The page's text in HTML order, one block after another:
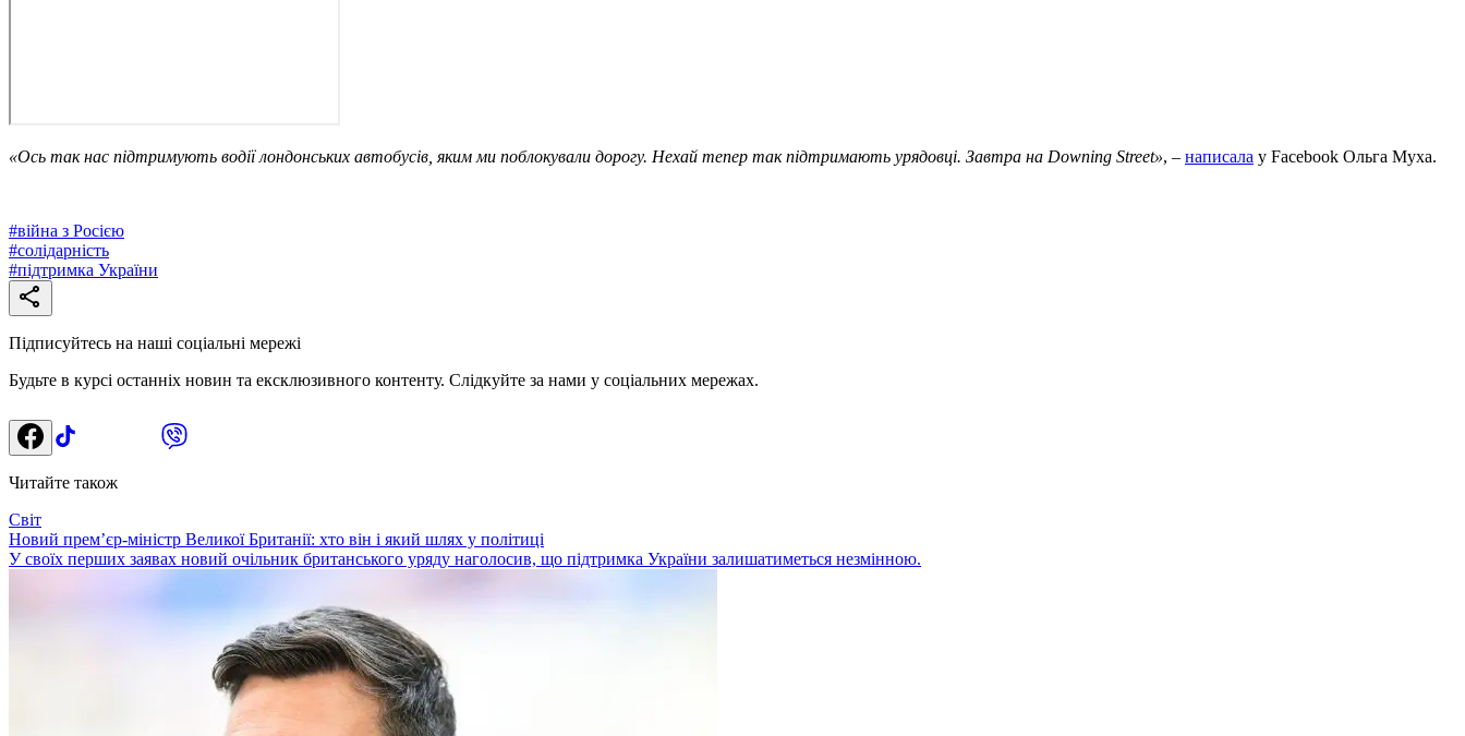
«Ось так нас підтримують водії лондонських автобусів, яким ми поблокували дорогу. Нехай тепер так підтримають урядовці. Завтра на Downing Street», – написала у Facebook Ольга Муха.
#війна з Росією
#солідарність
#підтримка України
Підписуйтесь на наші соціальні мережі
Будьте в курсі останніх новин та ексклюзивного контенту. Слідкуйте за нами у соціальних мережах.
Читайте також
Світ
Новий прем’єр-міністр Великої Британії: хто він і який шлях у політиці
У своїх перших заявах новий очільник британського уряду наголосив, що підтримка України залишатиметься незмінною.